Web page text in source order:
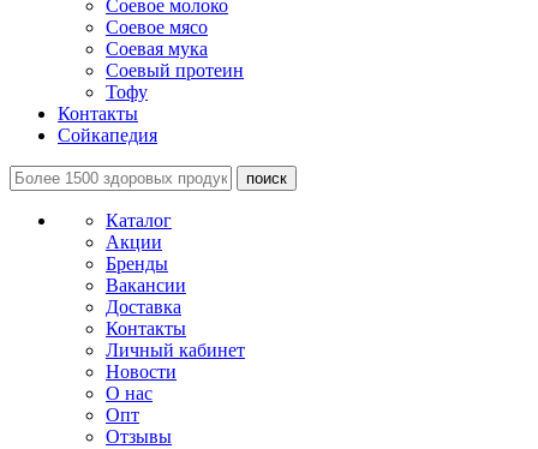
Соевое молоко
Соевое мясо
Соевая мука
Соевый протеин
Тофу
Контакты
Сойкапедия
поиск
Каталог
Акции
Бренды
Вакансии
Доставка
Контакты
Личный кабинет
Новости
О нас
Опт
Отзывы